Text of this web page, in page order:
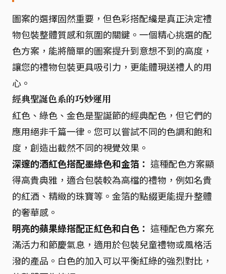
圖案的選擇固然重要，但色彩搭配纔是真正決定禮
物包裝整體質感和氛圍的關鍵。一個精心挑選的配
色方案，能將簡單的圖案提升到意想不到的高度，
讓您的禮物包裝更具吸引力，更能體現送禮人的用
心。
經典聖誕色系的巧妙運用
紅色、綠色、金色是聖誕節的經典配色，但它們的
應用絕非千篇一律。您可以嘗試不同的色調和飽和
度，創造出截然不同的視覺效果。
深邃的酒紅色搭配墨綠色和金箔： 這種配色方案顯
得高貴典雅，適合包裝較為高檔的禮物，例如名貴
的紅酒、精緻的珠寶等。金箔的點綴更能提升整體
的奢華感。
明亮的蘋果綠搭配正紅色和白色： 這種配色方案充
滿活力和節慶氣息，適用於包裝兒童禮物或風格活
潑的產品。白色的加入可以平衡紅綠的強烈對比，